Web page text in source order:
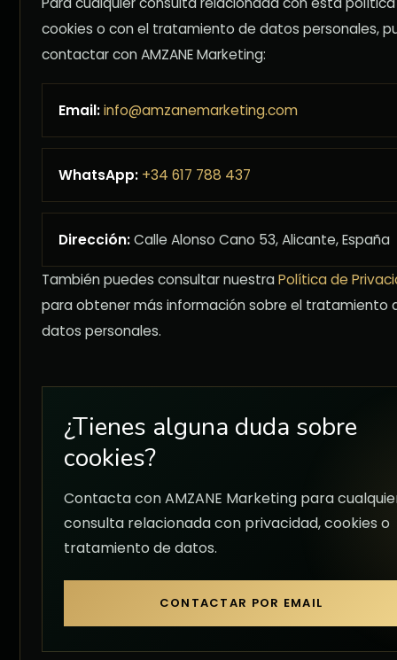
cookies o con el tratamiento de datos personales,
contactar con AMZANE Marketing:
Email:info@amzanemarketing.com
WhatsApp: +34 617 788 437
Dirección:Calle Alonso Cano 53, Alicante, España
También puedes consultar nuestraPolítica de
para obtener más información sobre el tratamiento
datos personales.
¿Tienes alguna duda sobre
cookies?
Contacta con AMZANE Marketing para
consulta relacionada con privacidad, cookies o
tratamiento de datos.
CONTACTAR POR EMAIL